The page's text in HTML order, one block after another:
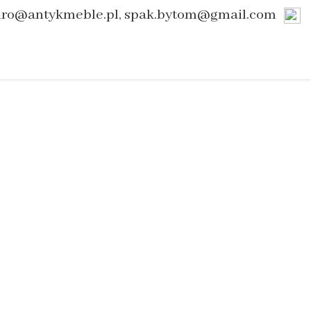
spak.bytom@gmail.com